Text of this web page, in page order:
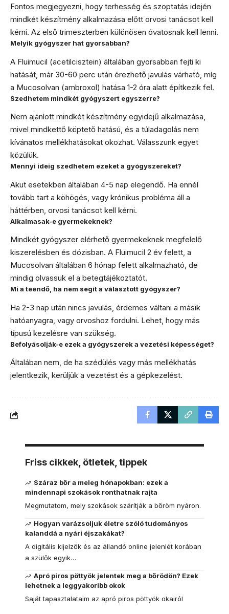
Fontos megjegyezni, hogy terhesség és szoptatás idején
mindkét készítmény alkalmazása előtt orvosi tanácsot kell
kérni. Az első trimeszterben különösen óvatosnak kell lenni.
Melyik gyógyszer hat gyorsabban?
A Fluimucil (acetilcisztein) általában gyorsabban fejti ki
hatását, már 30-60 perc után érezhető javulás várható, míg
a Mucosolvan (ambroxol) hatása 1-2 óra alatt építkezik fel.
Szedhetem mindkét gyógyszert egyszerre?
Nem ajánlott mindkét készítmény egyidejű alkalmazása,
mivel mindkettő köptető hatású, és a túladagolás nem
kívánatos mellékhatásokat okozhat. Válasszunk egyet
közülük.
Mennyi ideig szedhetem ezeket a gyógyszereket?
Akut esetekben általában 4-5 nap elegendő. Ha ennél
tovább tart a köhögés, vagy krónikus probléma áll a
háttérben, orvosi tanácsot kell kérni.
Alkalmasak-e gyermekeknek?
Mindkét gyógyszer elérhető gyermekeknek megfelelő
kiszerelésben és dózisban. A Fluimucil 2 év felett, a
Mucosolvan általában 6 hónap felett alkalmazható, de
mindig olvassuk el a betegtájékoztatót.
Mi a teendő, ha nem segít a választott gyógyszer?
Ha 2-3 nap után nincs javulás, érdemes váltani a másik
hatóanyagra, vagy orvoshoz fordulni. Lehet, hogy más
típusú kezelésre van szükség.
Befolyásolják-e ezek a gyógyszerek a vezetési képességet?
Általában nem, de ha szédülés vagy más mellékhatás
jelentkezik, kerüljük a vezetést és a gépkezelést.
Friss cikkek, ötletek, tippek
Száraz bőr a meleg hónapokban: ezek a
mindennapi szokások ronthatnak rajta
Megmutatom, mely szokások szárítják a bőröm nyáron.
Hogyan varázsoljuk életre szóló tudományos
kalanddá a nyári éjszakákat?
A digitális kijelzők és az állandó online jelenlét korában
a szülők egyik…
Apró piros pöttyök jelentek meg a bőrödön? Ezek
lehetnek a leggyakoribb okok
Saját tapasztalataim az apró piros pöttyök okairól